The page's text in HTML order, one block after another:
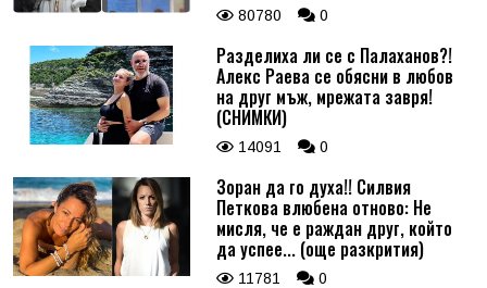
80780 0
Разделиха ли се с Палаханов?!
Алекс Раева се обясни в любов
на друг мъж, мрежата завря!
(СНИМКИ)
14091 0
Зоран да го духа!! Силвия
Петкова влюбена отново: Не
мисля, че е раждан друг, който
да успее... (още разкрития)
11781 0